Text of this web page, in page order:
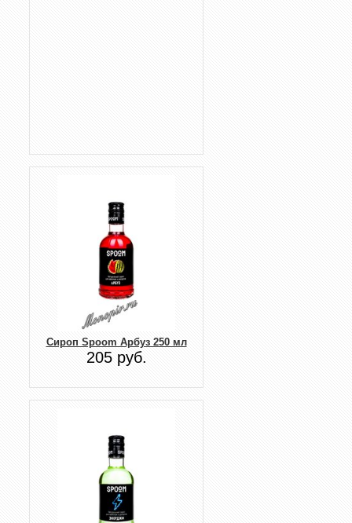
Сироп Spoom Арбуз 250 мл
205 руб.